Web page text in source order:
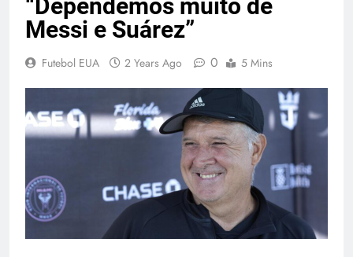
“Dependemos muito de
Messi e Suárez”
Futebol EUA 2 Years Ago 0 5 Mins